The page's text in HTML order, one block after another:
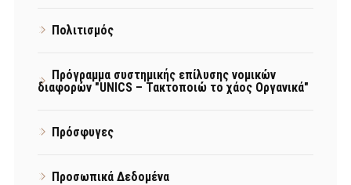
Πολιτισμός
Πρόγραμμα συστημικής επίλυσης νομικών
διαφορών "UNICS – Τακτοποιώ το χάος Οργανικά"
Πρόσφυγες
Προσωπικά Δεδομένα